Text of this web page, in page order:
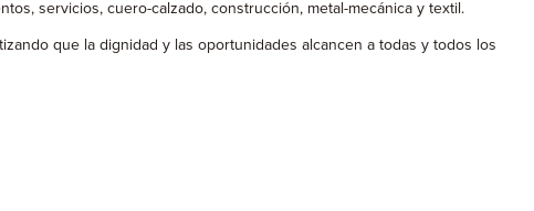
servicios, cuero-calzado, construcción, metal-mecánica y textil.
que la dignidad y las oportunidades alcancen a todas y todos los